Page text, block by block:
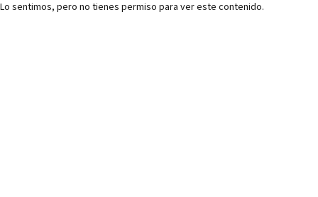
Lo sentimos, pero no tienes permiso para ver este contenido.